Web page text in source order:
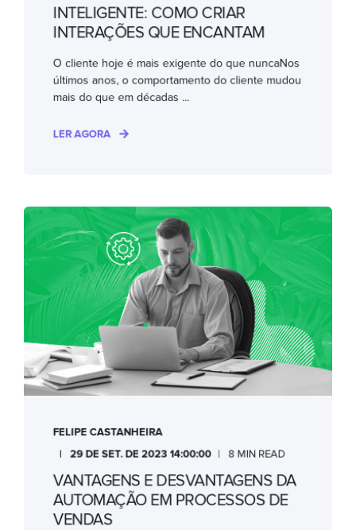
INTELIGENTE: COMO CRIAR
INTERAÇÕES QUE ENCANTAM
O cliente hoje é mais exigente do que nuncaNos
últimos anos, o comportamento do cliente mudou
mais do que em décadas ...
LER AGORA
FELIPE CASTANHEIRA
29 DE SET. DE 2023 14:00:00
8 MIN READ
VANTAGENS E DESVANTAGENS DA
AUTOMAÇÃO EM PROCESSOS DE
VENDAS